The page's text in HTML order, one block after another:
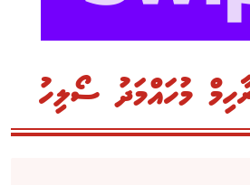
މުހައްމަދު ސޯލިހު